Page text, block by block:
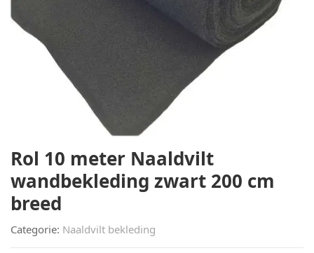
Rol 10 meter Naaldvilt
wandbekleding zwart 200 cm
breed
Categorie: Naaldvilt bekleding